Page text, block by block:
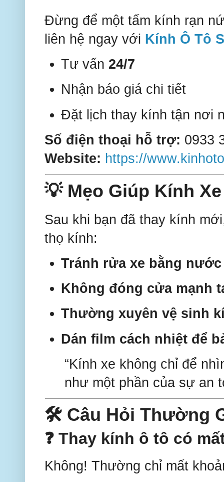
Đừng để một tấm kính rạn
liên hệ ngay với Kính Ô Tô
Tư vấn 24/7
Nhận báo giá chi tiết
Đặt lịch thay kính tận nơi
Số điện thoại hỗ trợ: 0933
Website: https://
💡 Mẹo Giúp Kính
Sau khi bạn đã thay kính
thọ kính:
Tránh rửa xe bằng
Không đóng cửa mạnh
Thường xuyên vệ sinh
Dán film cách nhiệt để
“Kính xe không chỉ để
như một phần của sự an
🛠 Câu Hỏi Thường
❓ Thay kính ô tô có
Không! Thường chỉ mất